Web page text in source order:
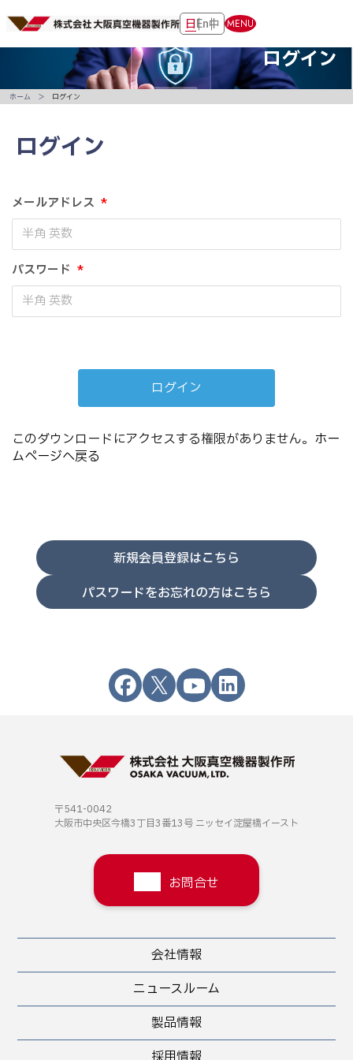
日En中 MENU
ログイン
ログイン
メールアドレス *
パスワード *
このダウンロードにアクセスする権限がありません。 ホー
ムページへ戻る
新規会員登録はこちら
パスワードをお忘れの方はこちら
ホーム ログイン
〒541-0042
大阪市中央区今橋3丁目3番13号 ニッセイ淀屋橋イースト
お問合せ
会社情報
ニュースルーム
製品情報